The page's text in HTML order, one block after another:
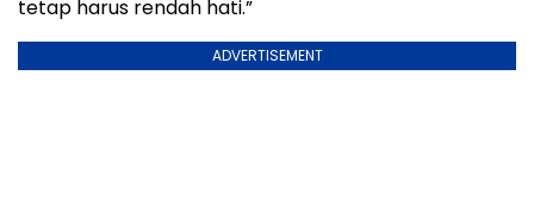
tetap harus rendah hati.”
ADVERTISEMENT